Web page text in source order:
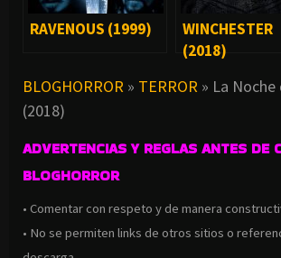
RAVENOUS (1999)
WINCHESTER
(2018)
BLOGHORROR » TERROR » La
(2018)
ADVERTENCIAS Y REGLAS ANTES DE
BLOGHORROR
• Comentar con respeto y de manera
• No se permiten links de otros sitios o